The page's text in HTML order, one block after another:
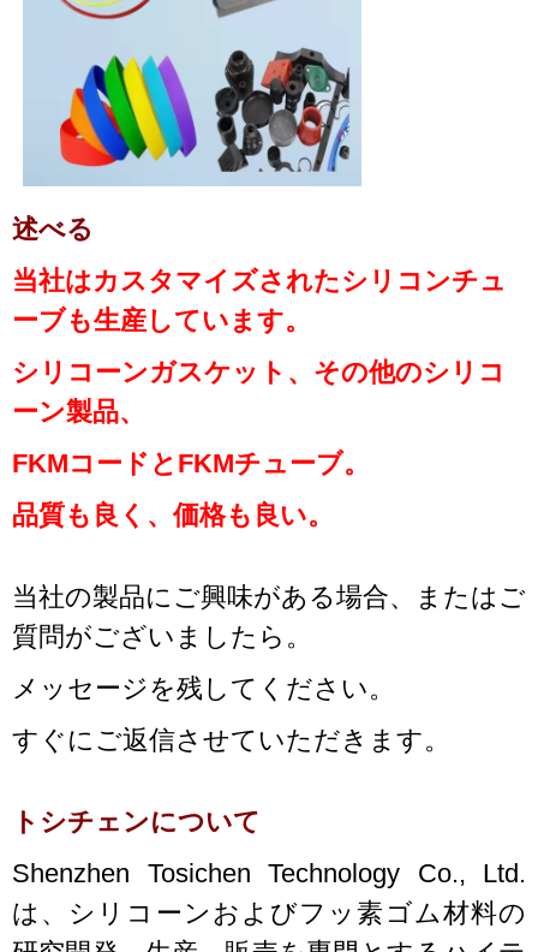
述べる
当社はカスタマイズされたシリコンチュ
ーブも生産しています。
シリコーンガスケット、その他のシリコ
ーン製品、
FKMコードとFKMチューブ。
品質も良く、価格も良い。
当社の製品にご興味がある場合、またはご
質問がございましたら。
メッセージを残してください。
すぐにご返信させていただきます。
トシチェンについて
Shenzhen Tosichen Technology Co., Ltd.
は、シリコーンおよびフッ素ゴム材料の